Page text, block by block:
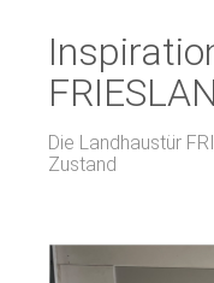
Die Landhaustür
Zustand
Bildergalerie